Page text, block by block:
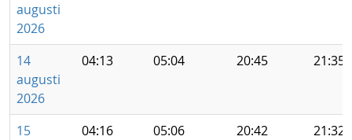
augusti
2026
14
augusti
2026
04:13 05:04 20:45 21:35
15
04:16 05:06 20:42 21:32